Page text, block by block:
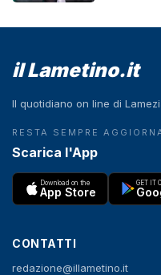
il Lametino.it
Il quotidiano on line di
RESTA SEMPRE
Scarica l'App
Download on the
App Store
GET IT
CONTATTI
redazione@illametino.it